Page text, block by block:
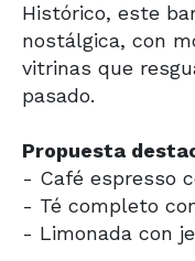
Histórico, este
nostálgica, con
vitrinas que
pasado.
Propuesta
- Café espresso
- Té completo
- Limonada con